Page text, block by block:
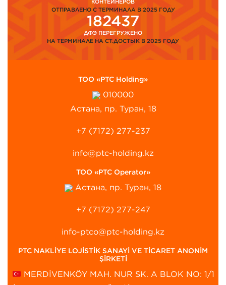
КОНТЕЙНЕРОВ
ОТПРАВЛЕНО С ТЕРМИНАЛА В 2025 ГОДУ
182437
ДФЭ ПЕРЕГРУЖЕНО
НА ТЕРМИНАЛЕ НА СТ.ДОСТЫК В 2025 ГОДУ
ТОО «PTC Holding»
010000
Астана, пр. Туран, 18
+7 (7172) 277-237
info@ptc-holding.kz
ТОО «PTC Operator»
Астана, пр. Туран, 18
+7 (7172) 277-247
info-ptco@ptc-holding.kz
PTC NAKLİYE LOJİSTİK SANAYİ VE TİCARET ANONİM
ŞİRKETİ
MERDİVENKÖY MAH. NUR SK. A BLOK NO: 1/1